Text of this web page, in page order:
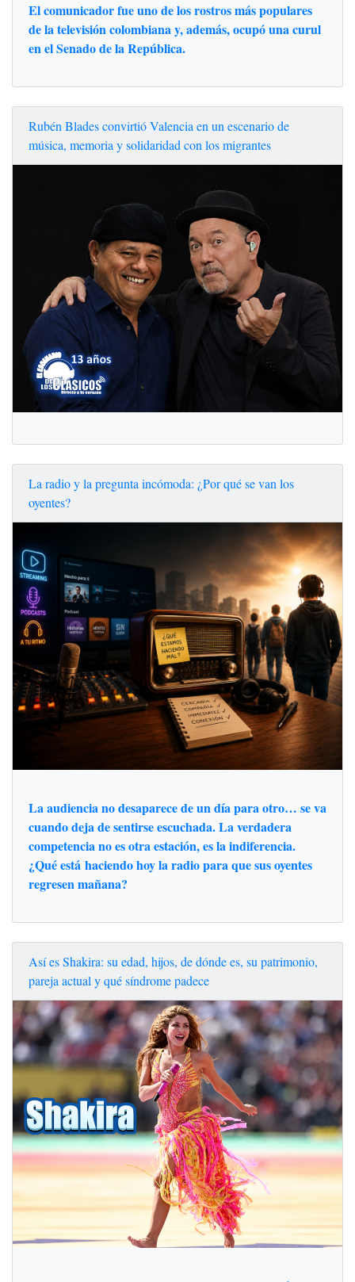
El comunicador fue uno de los rostros más populares
de la televisión colombiana y, además, ocupó una curul
en el Senado de la República.
Rubén Blades convirtió Valencia en un escenario de
música, memoria y solidaridad con los migrantes
La radio y la pregunta incómoda: ¿Por qué se van los
oyentes?
La audiencia no desaparece de un día para otro… se va
cuando deja de sentirse escuchada. La verdadera
competencia no es otra estación, es la indiferencia.
¿Qué está haciendo hoy la radio para que sus oyentes
regresen mañana?
Así es Shakira: su edad, hijos, de dónde es, su patrimonio,
pareja actual y qué síndrome padece